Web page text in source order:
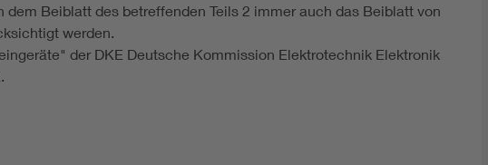
dem Beiblatt des betreffenden Teils 2 immer auch das Beiblatt von
werden.
der DKE Deutsche Kommission Elektrotechnik Elektronik